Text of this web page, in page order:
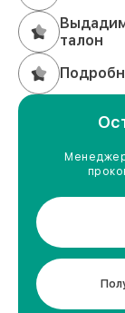
талон
Менеджер